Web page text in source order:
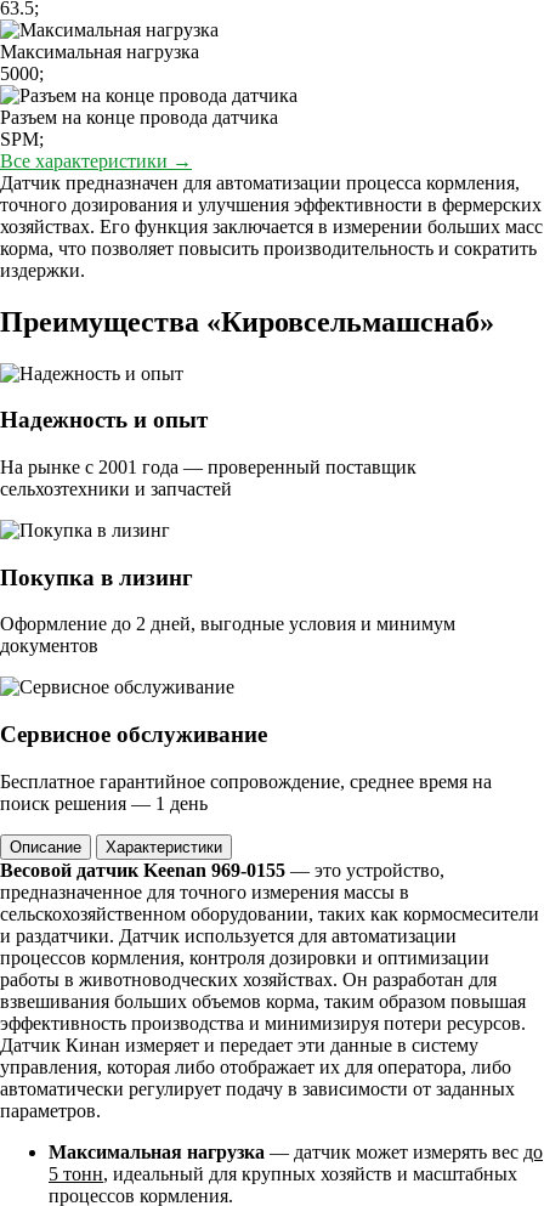
63.5;
Максимальная нагрузка
5000;
Разъем на конце провода датчика
SPM;
Все характеристики →
Датчик предназначен для автоматизации процесса кормления,
точного дозирования и улучшения эффективности в фермерских
хозяйствах. Его функция заключается в измерении больших масс
корма, что позволяет повысить производительность и сократить
издержки.
Преимущества «Кировсельмашснаб»
Надежность и опыт
На рынке с 2001 года — проверенный поставщик
сельхозтехники и запчастей
Покупка в лизинг
Оформление до 2 дней, выгодные условия и минимум
документов
Сервисное обслуживание
Бесплатное гарантийное сопровождение, среднее время на
поиск решения — 1 день
Описание Характеристики
Весовой датчик Keenan 969-0155 — это устройство,
предназначенное для точного измерения массы в
сельскохозяйственном оборудовании, таких как кормосмесители
и раздатчики. Датчик используется для автоматизации
процессов кормления, контроля дозировки и оптимизации
работы в животноводческих хозяйствах. Он разработан для
взвешивания больших объемов корма, таким образом повышая
эффективность производства и минимизируя потери ресурсов.
Датчик Кинан измеряет и передает эти данные в систему
управления, которая либо отображает их для оператора, либо
автоматически регулирует подачу в зависимости от заданных
параметров.
Максимальная нагрузка — датчик может измерять вес до
5 тонн, идеальный для крупных хозяйств и масштабных
процессов кормления.